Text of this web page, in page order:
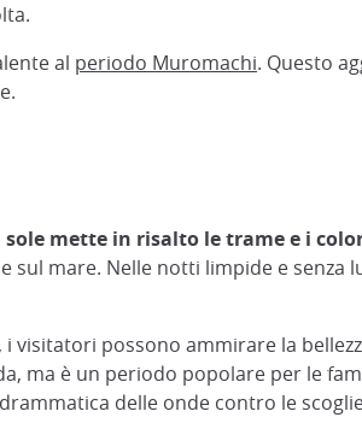
al periodo Muromachi. Questo
mette in risalto le trame e i
mare. Nelle notti limpide e senza
possono ammirare la
ma è un periodo popolare per le
delle onde contro le